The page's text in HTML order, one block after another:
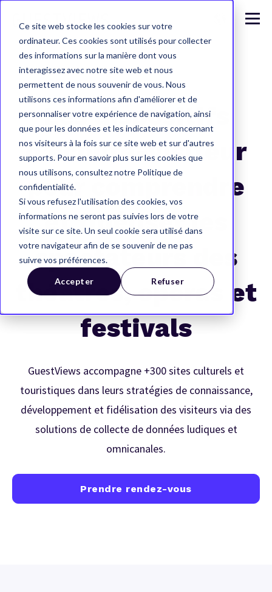
Ce site web stocke les cookies sur votre
ordinateur. Ces cookies sont utilisés pour collecter
des informations sur la manière dont vous
interagissez avec notre site web et nous
permettent de nous souvenir de vous. Nous
utilisons ces informations afin d'améliorer et de
personnaliser votre expérience de navigation, ainsi
que pour les données et les indicateurs concernant
nos visiteurs à la fois sur ce site web et sur d'autres
supports. Pour en savoir plus sur les cookies que
nous utilisons, consultez notre Politique de
confidentialité.
Si vous refusez l'utilisation des cookies, vos
informations ne seront pas suivies lors de votre
visite sur ce site. Un seul cookie sera utilisé dans
votre navigateur afin de se souvenir de ne pas
suivre vos préférences.
Accepter Refuser
Les dispositifs
d’écoute-visiteur
pour comprendre
et fidéliser les
spectateurs des
théâtres, opéras et
festivals
GuestViews accompagne +300 sites culturels et
touristiques dans leurs stratégies de connaissance,
développement et fidélisation des visiteurs via des
solutions de collecte de données ludiques et
omnicanales.
Prendre rendez-vous